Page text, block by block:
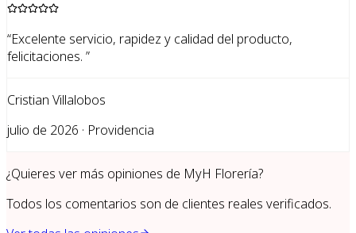
“Excelente servicio, rapidez y calidad del producto,
felicitaciones. ”
Cristian Villalobos
julio de 2026 · Providencia
¿Quieres ver más opiniones de MyH Florería?
Todos los comentarios son de clientes reales verificados.